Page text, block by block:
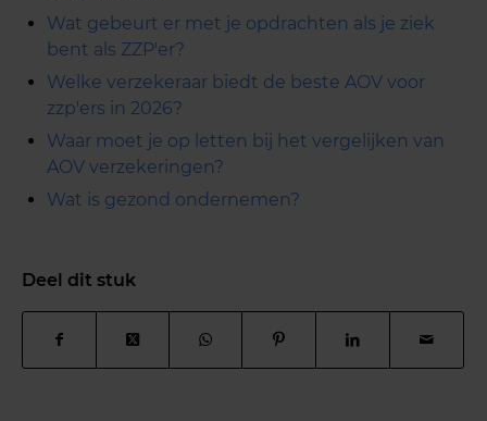
Wat gebeurt er met je opdrachten als je ziek
bent als ZZP'er?
Welke verzekeraar biedt de beste AOV voor
zzp'ers in 2026?
Waar moet je op letten bij het vergelijken van
AOV verzekeringen?
Wat is gezond ondernemen?
Deel dit stuk